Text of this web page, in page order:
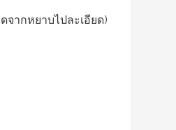
จากหยาบไปละเอียด)